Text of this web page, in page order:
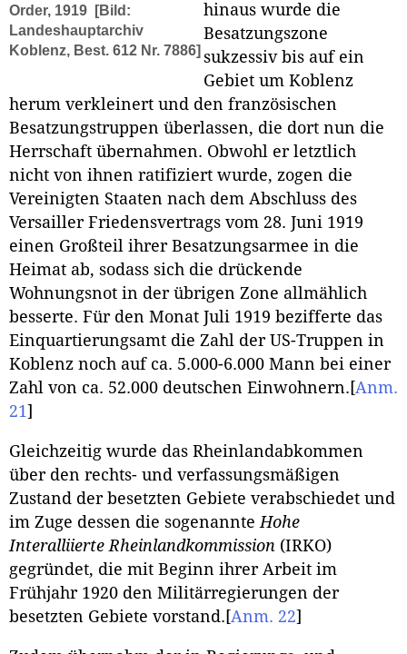
Order, 1919
[Bild:
Landeshauptarchiv
Koblenz, Best. 612 Nr. 7886]
hinaus wurde die
Besatzungszone
sukzessiv bis auf ein
Gebiet um Koblenz
herum verkleinert und den französischen
Besatzungstruppen überlassen, die dort nun die
Herrschaft übernahmen. Obwohl er letztlich
nicht von ihnen ratifiziert wurde, zogen die
Vereinigten Staaten nach dem Abschluss des
Versailler Friedensvertrags vom 28. Juni 1919
einen Großteil ihrer Besatzungsarmee in die
Heimat ab, sodass sich die drückende
Wohnungsnot in der übrigen Zone allmählich
besserte. Für den Monat Juli 1919 bezifferte das
Einquartierungsamt die Zahl der US-Truppen in
Koblenz noch auf ca. 5.000-6.000 Mann bei einer
Zahl von ca. 52.000 deutschen Einwohnern. [Anm.
21]
Gleichzeitig wurde das Rheinlandabkommen
über den rechts- und verfassungsmäßigen
Zustand der besetzten Gebiete verabschiedet und
im Zuge dessen die sogenannte Hohe
Interalliierte Rheinlandkommission (IRKO)
gegründet, die mit Beginn ihrer Arbeit im
Frühjahr 1920 den Militärregierungen der
besetzten Gebiete vorstand. [Anm. 22]